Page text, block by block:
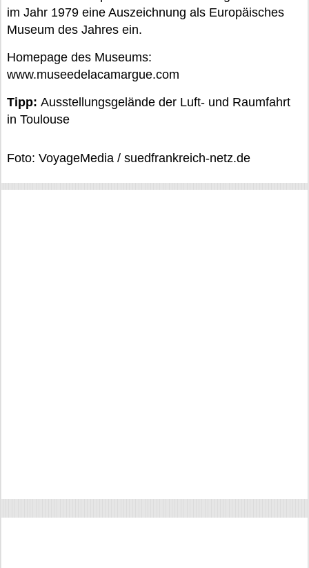
im Jahr 1979 eine Auszeichnung als Europäisches
Museum des Jahres ein.
Homepage des Museums:
www.museedelacamargue.com
Tipp: Ausstellungsgelände der Luft- und Raumfahrt
in Toulouse
Foto: VoyageMedia / suedfrankreich-netz.de